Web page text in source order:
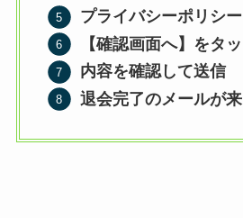
プライバシーポリシ
【確認画面へ】をタ
内容を確認して送信
退会完了のメールが